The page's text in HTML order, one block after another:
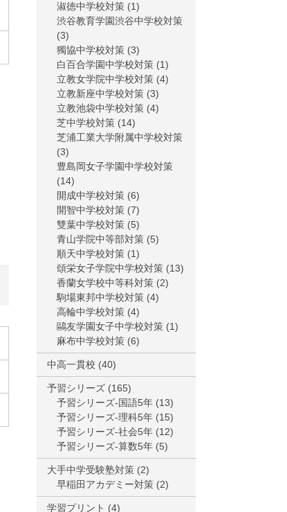
淑徳中学校対策 (1)
渋谷教育学園渋谷中学校対策
(3)
獨協中学校対策 (3)
白百合学園中学校対策 (1)
立教女学院中学校対策 (4)
立教新座中学校対策 (3)
立教池袋中学校対策 (4)
芝中学校対策 (14)
芝浦工業大学附属中学校対策
(3)
豊島岡女子学園中学校対策
(14)
開成中学校対策 (6)
開智中学校対策 (7)
雙葉中学校対策 (5)
青山学院中等部対策 (5)
順天中学校対策 (1)
頌栄女子学院中学校対策 (13)
香蘭女学校中等科対策 (2)
駒場東邦中学校対策 (4)
高輪中学校対策 (4)
鷗友学園女子中学校対策 (1)
麻布中学校対策 (6)
中高一貫校 (40)
予習シリーズ (165)
予習シリーズ-国語5年 (13)
予習シリーズ-理科5年 (15)
予習シリーズ-社会5年 (12)
予習シリーズ-算数5年 (5)
大手中学受験塾対策 (2)
早稲田アカデミー対策 (2)
学習プリント (4)